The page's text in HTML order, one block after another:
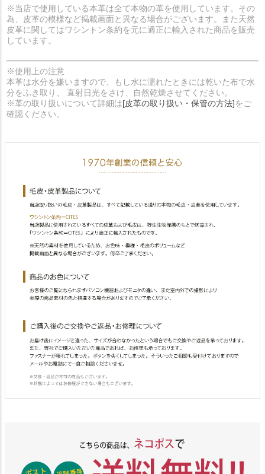
※当店で使用している本革は全て本物の革を使用しています。その
為、皮革の模様など掲載画面と異なる場合がございます。また天然
皮革に関してはワシントン条約を元に適正に輸入された商品を販売
しています。
※使用上の注意
本革は水分を嫌いますので、もし水に濡れたときには乾いた布で水
分をふき取り、 直射日光をさけ、自然乾燥させてください。
※革の取り扱いについて詳細は[皮革の取り扱い・保管の方法]をご
確認ください。